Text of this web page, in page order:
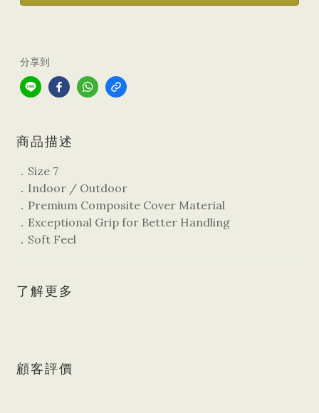
分享到
商品描述
．Size 7
．Indoor / Outdoor
．Premium Composite Cover Material
．Exceptional Grip for Better Handling
．Soft Feel
了解更多
顧客評價